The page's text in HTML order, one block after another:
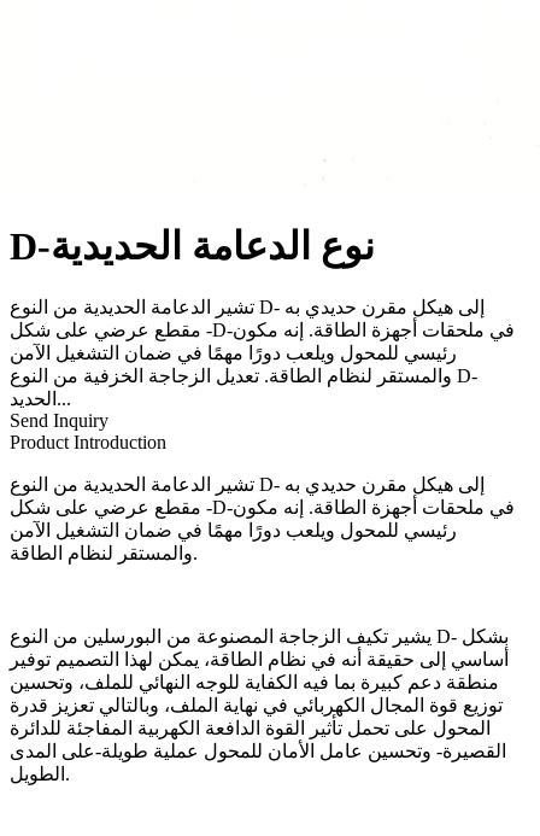
D-نوع الدعامة الحديدية
تشير الدعامة الحديدية من النوع D- إلى هيكل مقرن حديدي به
مقطع عرضي على شكل -D-في ملحقات أجهزة الطاقة. إنه مكون
رئيسي للمحول ويلعب دورًا مهمًا في ضمان التشغيل الآمن
والمستقر لنظام الطاقة. تعديل الزجاجة الخزفية من النوع D-
الحديد...
Send Inquiry
Product Introduction
تشير الدعامة الحديدية من النوع D- إلى هيكل مقرن حديدي به
مقطع عرضي على شكل -D-في ملحقات أجهزة الطاقة. إنه مكون
رئيسي للمحول ويلعب دورًا مهمًا في ضمان التشغيل الآمن
والمستقر لنظام الطاقة.
يشير تكيف الزجاجة المصنوعة من البورسلين من النوع D- بشكل
أساسي إلى حقيقة أنه في نظام الطاقة، يمكن لهذا التصميم توفير
منطقة دعم كبيرة بما فيه الكفاية للوجه النهائي للملف، وتحسين
توزيع قوة المجال الكهربائي في نهاية الملف، وبالتالي تعزيز قدرة
المحول على تحمل تأثير القوة الدافعة الكهربية المفاجئة للدائرة
القصيرة- وتحسين عامل الأمان للمحول عملية طويلة-على المدى
الطويل.